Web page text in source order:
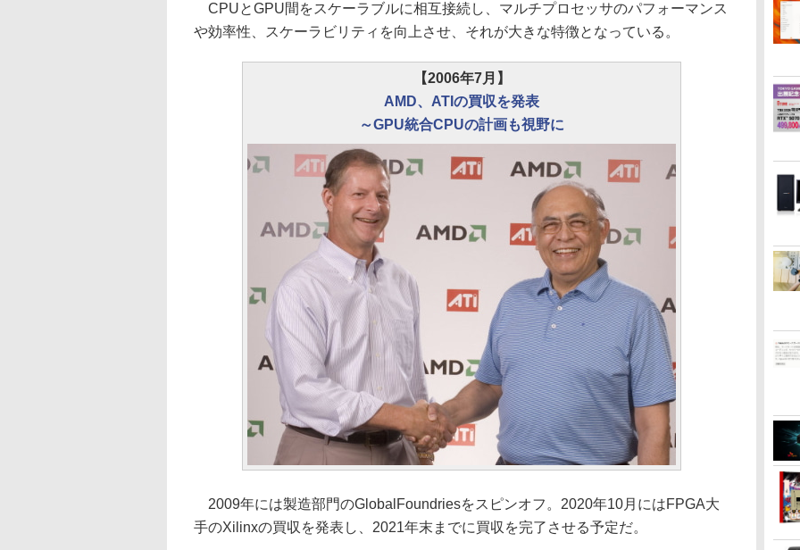
CPUとGPU間をスケーラブルに相互接続し、マルチプロセッサのパフォーマンス
や効率性、スケーラビリティを向上させ、それが大きな特徴となっている。
【2006年7月】
AMD、ATIの買収を発表
～GPU統合CPUの計画も視野に
2009年には製造部門のGlobalFoundriesをスピンオフ。2020年10月にはFPGA大
手のXilinxの買収を発表し、2021年末までに買収を完了させる予定だ。